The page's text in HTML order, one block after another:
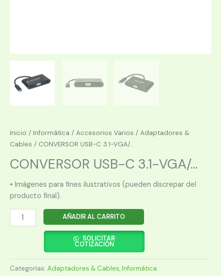
Inicio / Informática / Accesorios Varios / Adaptadores &
Cables / CONVERSOR USB-C 3.1-VGA/...
CONVERSOR USB-C 3.1-VGA/...
• Imágenes para fines ilustrativos (pueden discrepar del
producto final).
CONVERSOR
USB-
VGA/USB-
A/USB-
AÑADIR AL CARRITO
SOLICITAR
COTIZACIÓN
Categorías: Adaptadores & Cables,Informática